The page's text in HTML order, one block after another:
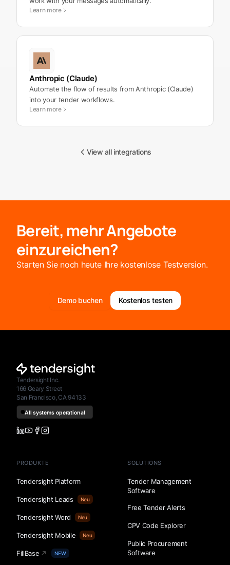
Learn more
Anthropic (Claude)
Automate the flow of results from Anthropic (Claude)
into your tender workflows.
Learn more
View all integrations
Bereit, mehr Angebote
einzureichen?
Starten Sie noch heute Ihre kostenlose Testversion.
Demo buchen Kostenlos testen
Tendersight Inc.
166 Geary Street
San Francisco, CA 94133
PRODUKTE
Tendersight Platform
Tendersight Leads Neu
Tendersight Word Neu
Tendersight Mobile Neu
FillBase NEW
SOLUTIONS
Tender Management
Software
Free Tender Alerts
CPV Code Explorer
Public Procurement
Software